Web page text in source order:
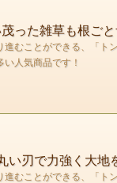
った雑草も根ご
むことができる、「
人気商品です！
刃で力強く大地
むことができる、「